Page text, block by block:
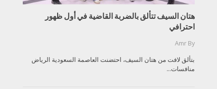
هتان السيف تتألق بالضربة القاضية في أول ظهور
احترافي
By
Amr
بتألق لافت من هتان السيف، احتضنت العاصمة السعودية الرياض
منافسات...